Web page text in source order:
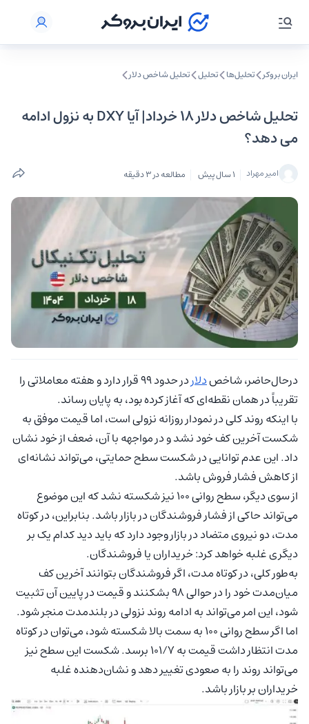
ایران بروکر تحلیل‌ها تحلیل‌ تحلیل شاخص دلار
تحلیل شاخص دلار ۱۸ خرداد| آیا DXY به نزول ادامه
می دهد؟
امیر مهراد 1 سال پیش مطالعه در 3 دقیقه
درحال‌حاضر، شاخصدلار
در حدود ۹۹ قرار دارد و هفته معاملاتی را
تقریباً در همان نقطه‌ای که آغاز کرده بود، به پایان رساند.
با اینکه روند کلی در نمودار روزانه نزولی است، اما قیمت موفق به
شکست آخرین کف خود نشد و در مواجهه با آن، ضعف از خود نشان
داد. این عدم توانایی در شکست سطح حمایتی، می‌تواند نشانه‌ای
از کاهش فشار فروش باشد.
از سوی دیگر، سطح روانی ۱۰۰ نیز شکسته نشد که این موضوع
می‌تواند حاکی از فشار فروشندگان در بازار باشد. بنابراین، در کوتاه
مدت، دو نیروی متضاد در بازار وجود دارد که باید دید کدام یک بر
دیگری غلبه خواهد کرد: خریداران یا فروشندگان.
به‌طور کلی، در کوتاه مدت، اگر فروشندگان بتوانند آخرین کف
میان‌مدت خود را در حوالی ۹۸ بشکنند و قیمت در پایین آن تثبیت
شود، این امر می‌تواند به ادامه روند نزولی در بلندمدت منجر شود.
اما اگر سطح روانی ۱۰۰ به سمت بالا شکسته شود، می‌توان در کوتاه
مدت انتظار داشت قیمت به ۱۰۱/۷ برسد. شکست این سطح نیز
می‌تواند روند را به صعودی تغییر دهد و نشان‌دهنده غلبه
خریداران بر بازار باشد.